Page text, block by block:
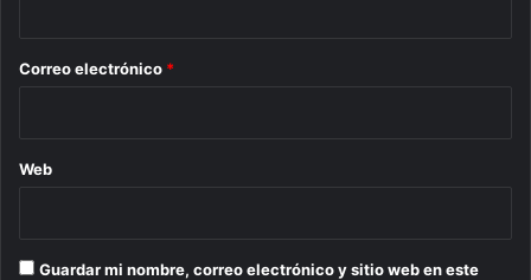
*
Correo electrónico *
Web
Guardar mi nombre, correo electrónico y sitio web en este